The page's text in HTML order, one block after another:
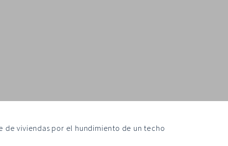
de viviendas por el hundimiento de un techo